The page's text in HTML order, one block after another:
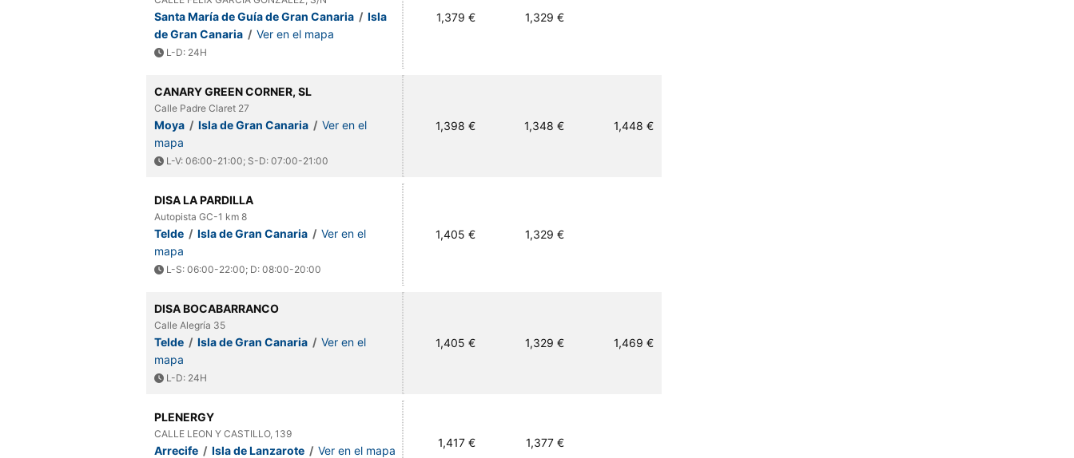
Santa María de Guía de Gran Canaria / Isla
de Gran Canaria / Ver en el mapa
L-D: 24H
1,379 € 1,329 €
CANARY GREEN CORNER, SL
Calle Padre Claret 27
Moya / Isla de Gran Canaria / Ver en el
mapa
L-V: 06:00-21:00; S-D: 07:00-21:00
1,398 € 1,348 € 1,448 €
DISA LA PARDILLA
Autopista GC-1 km 8
Telde / Isla de Gran Canaria / Ver en el
mapa
L-S: 06:00-22:00; D: 08:00-20:00
1,405 € 1,329 €
DISA BOCABARRANCO
Calle Alegría 35
Telde / Isla de Gran Canaria / Ver en el
mapa
L-D: 24H
1,405 € 1,329 € 1,469 €
PLENERGY
CALLE LEON Y CASTILLO, 139
Arrecife / Isla de Lanzarote / Ver en el mapa
1,417 € 1,377 €